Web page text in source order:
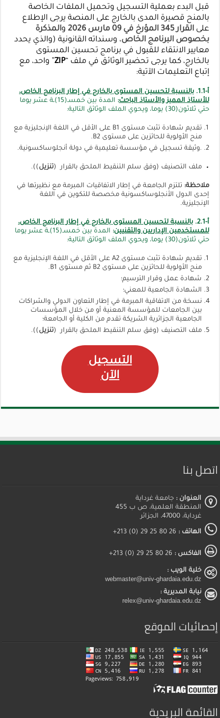
قبل البدء بعملية التسجيل وتحميل الملفات الخاصة
بالمنح قصيرة المدى بالخارج على المنصة يرجى الإطلاع
علىالقرار 345 المؤرخ في 09 مارس 2026 والمذكرة
بخصوص البرنامج الخاص، وسنداته القانونية (والذي يحدد
معايير الانتقاء للقبول في برنامج تحسين المستوى
بالخارج، كما يرجى تحضير الوثائق في ملف “ZIP” واحد، مع
إتباع التعليمات الآتية:
أ-1.1.
بالنسبة لتحسين المستوى بالخارج في إطار البرنامج الخاص،
للأستاذ المميز والأستاذ الباحث:
المدة بين خمسـ(15)ـة عشر يوما
حتي ثلاثون(30) يوما، ويحوي الملف الوثائق التالية:
تقديم شهادة تثبت مستوى B1 على الأقل في اللغة الإنجليزية مع
منح الأولوية للحائزين على مستوى B2.
.وثيقة تسجيل في مؤسسة تعليمية في دولة أنجلوساكسونية.
ملف التصنيف (وفق سلم التنقيط الملحق بالقرار (تنزيل )).
ملاحظة: تلتزم الجامعة في إطار الاتفاقيات المبرمة مع نظيرتها في
إحدى الدول الأنجلوساكسونية مخصصة للتكوين في اللغة
الإنجليزية.
أ-2.1.
بالنسبة لتحسين المستوى بالخارج في إطار البرنامج الخاص،
للمستخدمين الإداريين والتقنيين:
المدة بين خمسـ(15)ـة عشر يوما
حتي ثلاثون(30) يوما، ويحوي الملف الوثائق التالية:
تقديم شهادة تثبت مستوى A2 على الأقل في اللغة الإنجليزية مع
منح الأولوية للحائزين على مستوى B2 ثم مستوى B1.
شهادة عمل وقرار الترسيم؛
الشهادة الجامعية للمعني؛
نسخة من الاتفاقية المبرمة في إطار التعاون الدولي والشراكات
بين الجامعات للمؤسسة المعنية أو من خلال المؤسسات
الجامعية الجزائرية الشريكة تقدم من الكلية أو الجامعة؛
ملف التصنيف (وفق سلم التنقيط الملحق بالقرار (تنزيل )).
التسجيل
الآن
اتصل بنا
العنوان : جامعة غرداية
المنطقة العلمية، ص ب 455
غرداية، 47000، الجزائر
الهاتف :
الفاكس :
خلية الويب :
webmaster@univ-ghardaia.edu.dz
نيابة المديرية :
relex@univ-ghardaia.edu.dz
إحصائيات الموقع
القائمة البريدية